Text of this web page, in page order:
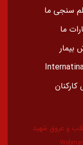
سنجی ما
ما
بیمار
و عروق شهید